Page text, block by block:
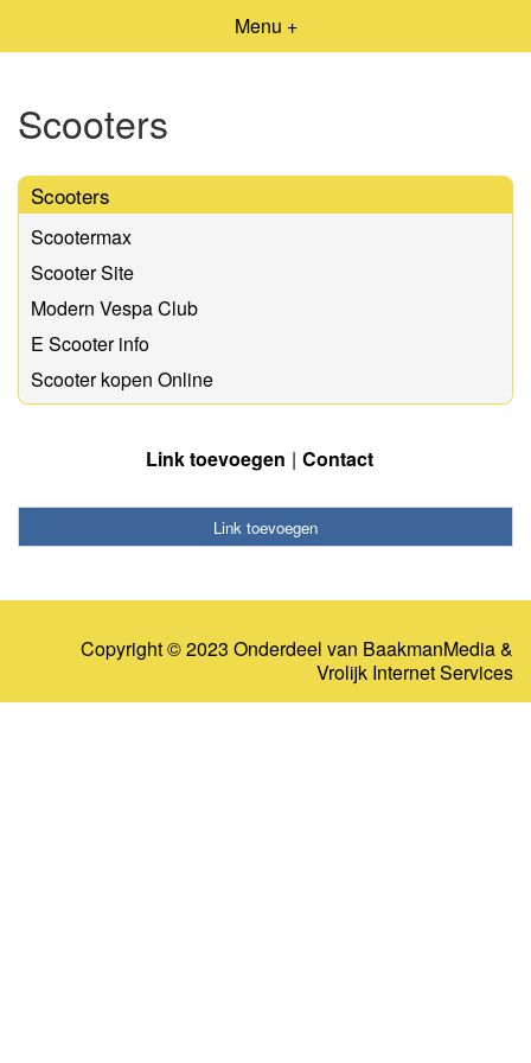
Menu +
Scooters
Scooters
Scootermax
Scooter Site
Modern Vespa Club
E Scooter info
Scooter kopen Online
Link toevoegen Contact
Link toevoegen
Copyright © 2023 Onderdeel van BaakmanMedia&
Vrolijk Internet Services